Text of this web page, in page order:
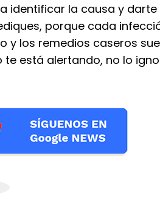
identificar la causa y darte
porque cada
y los remedios caseros
te está alertando, no lo